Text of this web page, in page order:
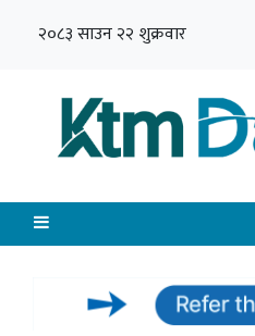
२०८३ साउन २२ शुक्रवार